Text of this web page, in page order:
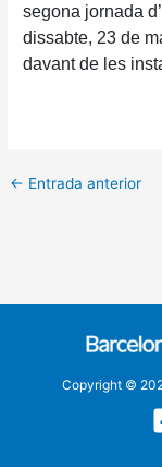
segona jornada
dissabte, 23 de
davant de les
← Entrada anterior
Copyright ©